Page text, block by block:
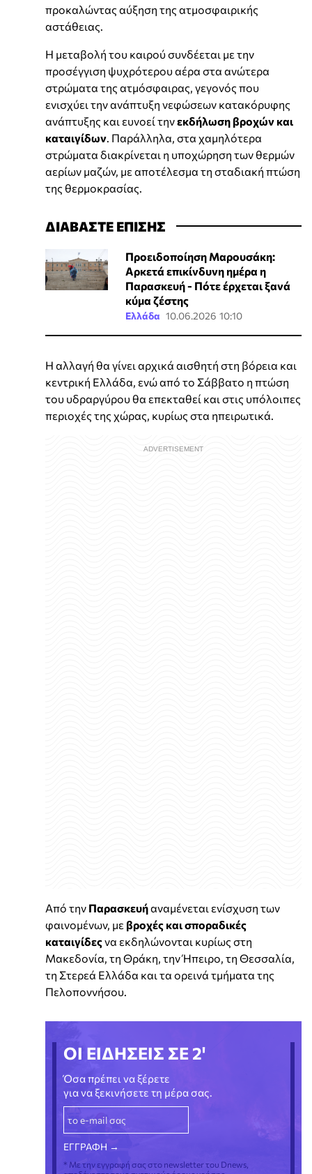
προκαλώντας αύξηση της ατμοσφαιρικής
αστάθειας.
Η μεταβολή του καιρού συνδέεται με την
προσέγγιση ψυχρότερου αέρα στα ανώτερα
στρώματα της ατμόσφαιρας, γεγονός που
ενισχύει την ανάπτυξη νεφώσεων κατακόρυφης
ανάπτυξης και ευνοεί τηνεκδήλωση βροχών και
καταιγίδων . Παράλληλα, στα χαμηλότερα
στρώματα διακρίνεται η υποχώρηση των θερμών
αερίων μαζών, με αποτέλεσμα τη σταδιακή πτώση
της θερμοκρασίας.
ΔΙΑΒΑΣΤΕ ΕΠΙΣΗΣ
Προειδοποίηση Μαρουσάκη:
Αρκετά επικίνδυνη ημέρα η
Παρασκευή - Πότε έρχεται ξανά
κύμα ζέστης
Ελλάδα 10.06.2026 10:10
Η αλλαγή θα γίνει αρχικά αισθητή στη βόρεια και
κεντρική Ελλάδα, ενώ από το Σάββατο η πτώση
του υδραργύρου θα επεκταθεί και στις υπόλοιπες
περιοχές της χώρας, κυρίως στα ηπειρωτικά.
Από την Παρασκευήαναμένεται ενίσχυση των
φαινομένων, με βροχές και σποραδικές
καταιγίδεςνα εκδηλώνονται κυρίως στη
Μακεδονία, τη Θράκη, την Ήπειρο, τη Θεσσαλία,
τη Στερεά Ελλάδα και τα ορεινά τμήματα της
Πελοποννήσου.
ΟΙ ΕΙΔΗΣΕΙΣ ΣΕ 2'
Όσα πρέπει να ξέρετε
για να ξεκινήσετε τη μέρα σας.
* Με την εγγραφή σας στο newsletter του Dnews,